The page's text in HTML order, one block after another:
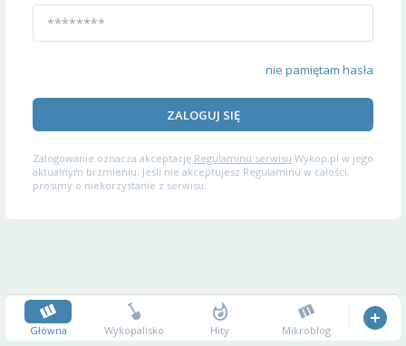
nie pamiętam hasła
ZALOGUJ SIĘ
Zalogowanie oznacza akceptację Regulaminu serwisu Wykop.pl w jego
aktualnym brzmieniu. Jeśli nie akceptujesz Regulaminu w całości,
prosimy o niekorzystanie z serwisu.
Główna Wykopalisko Hity Mikroblog